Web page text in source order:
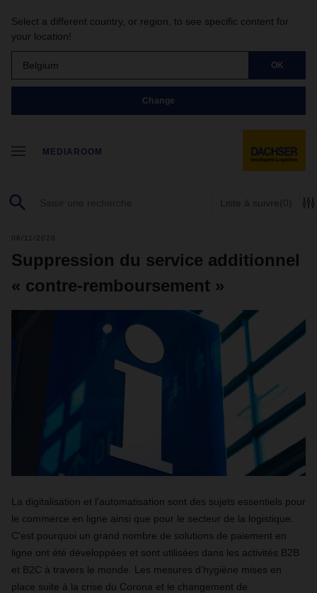
Select a different country, or region, to see specific content for
your location!
Belgium OK
Change
MEDIAROOM
Liste à suivre(0)
06/11/2020
Suppression du service additionnel
« contre-remboursement »
La digitalisation et l'automatisation sont des sujets essentiels pour
le commerce en ligne ainsi que pour le secteur de la logistique.
C'est pourquoi un grand nombre de solutions de paiement en
ligne ont été développées et sont utilisées dans les activités B2B
et B2C à travers le monde. Les mesures d'hygiène mises en
place suite à la crise du Corona et le changement de